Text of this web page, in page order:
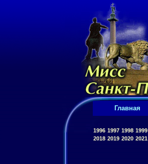
Главная
1996 1997 1998 1999
2018 2019 2020 2021